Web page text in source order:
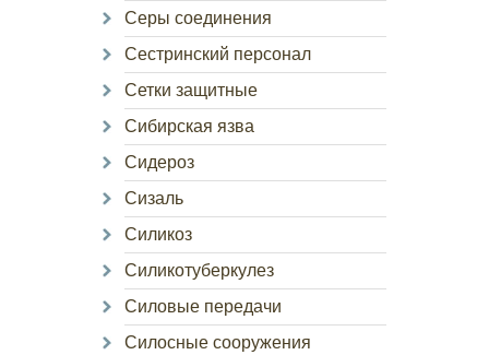
Серы соединения
Сестринский персонал
Сетки защитные
Сибирская язва
Сидероз
Сизаль
Силикоз
Силикотуберкулез
Силовые передачи
Силосные сооружения